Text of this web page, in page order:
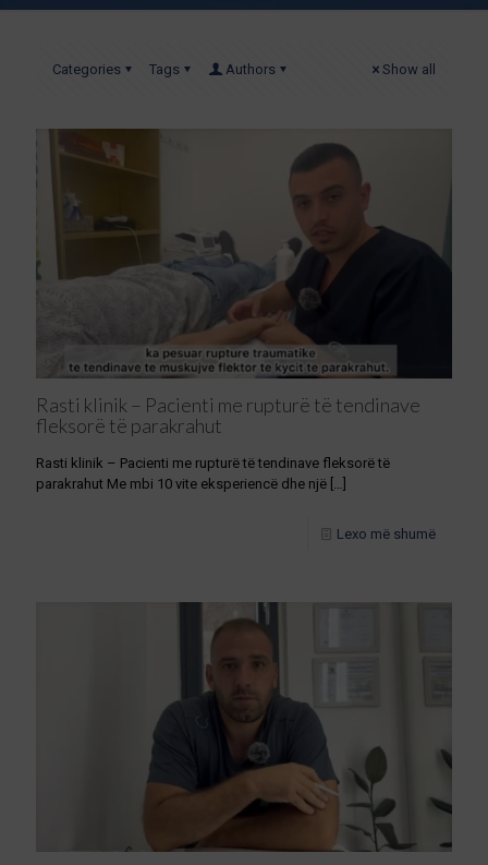
Categories Tags Authors Show all
Rasti klinik – Pacienti me rupturë të tendinave
fleksorë të parakrahut
Rasti klinik – Pacienti me rupturë të tendinave fleksorë të
parakrahut Me mbi 10 vite eksperiencë dhe një […]
Lexo më shumë